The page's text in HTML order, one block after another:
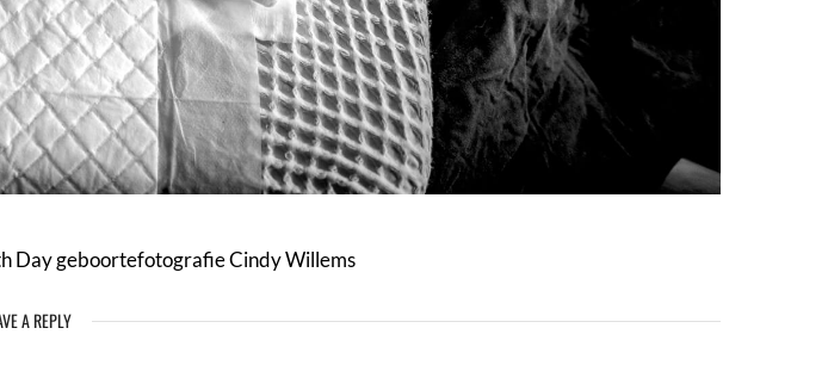
Day geboortefotografie Cindy Willems
A REPLY